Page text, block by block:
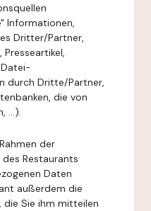
Informationen,
Dritter/Partner,
Presseartikel,
durch Dritte/Partner,
die von
...).
der
Restaurants
Daten
außerdem die
die Sie ihm mitteilen